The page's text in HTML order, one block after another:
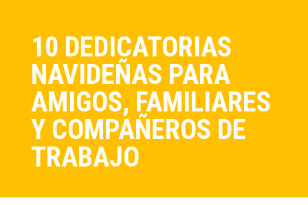
10 DEDICATORIAS
NAVIDEÑAS PARA
AMIGOS, FAMILIARES
Y COMPAÑEROS DE
TRABAJO